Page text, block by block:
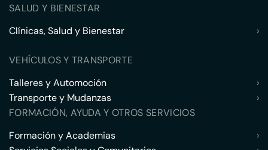
SALUD Y BIENESTAR
Clínicas, Salud y Bienestar
›
VEHÍCULOS Y TRANSPORTE
Talleres y Automoción
›
Transporte y Mudanzas
›
FORMACIÓN, AYUDA Y OTROS SERVICIOS
Formación y Academias
›